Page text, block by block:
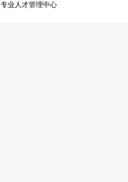
专业人才管理中心